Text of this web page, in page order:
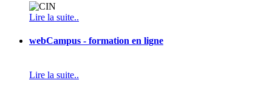
Lire la suite..
webCampus - formation en ligne
Lire la suite..